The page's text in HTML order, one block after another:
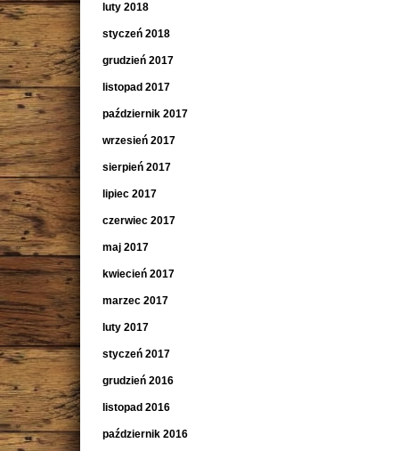
luty 2018
styczeń 2018
grudzień 2017
listopad 2017
październik 2017
wrzesień 2017
sierpień 2017
lipiec 2017
czerwiec 2017
maj 2017
kwiecień 2017
marzec 2017
luty 2017
styczeń 2017
grudzień 2016
listopad 2016
październik 2016